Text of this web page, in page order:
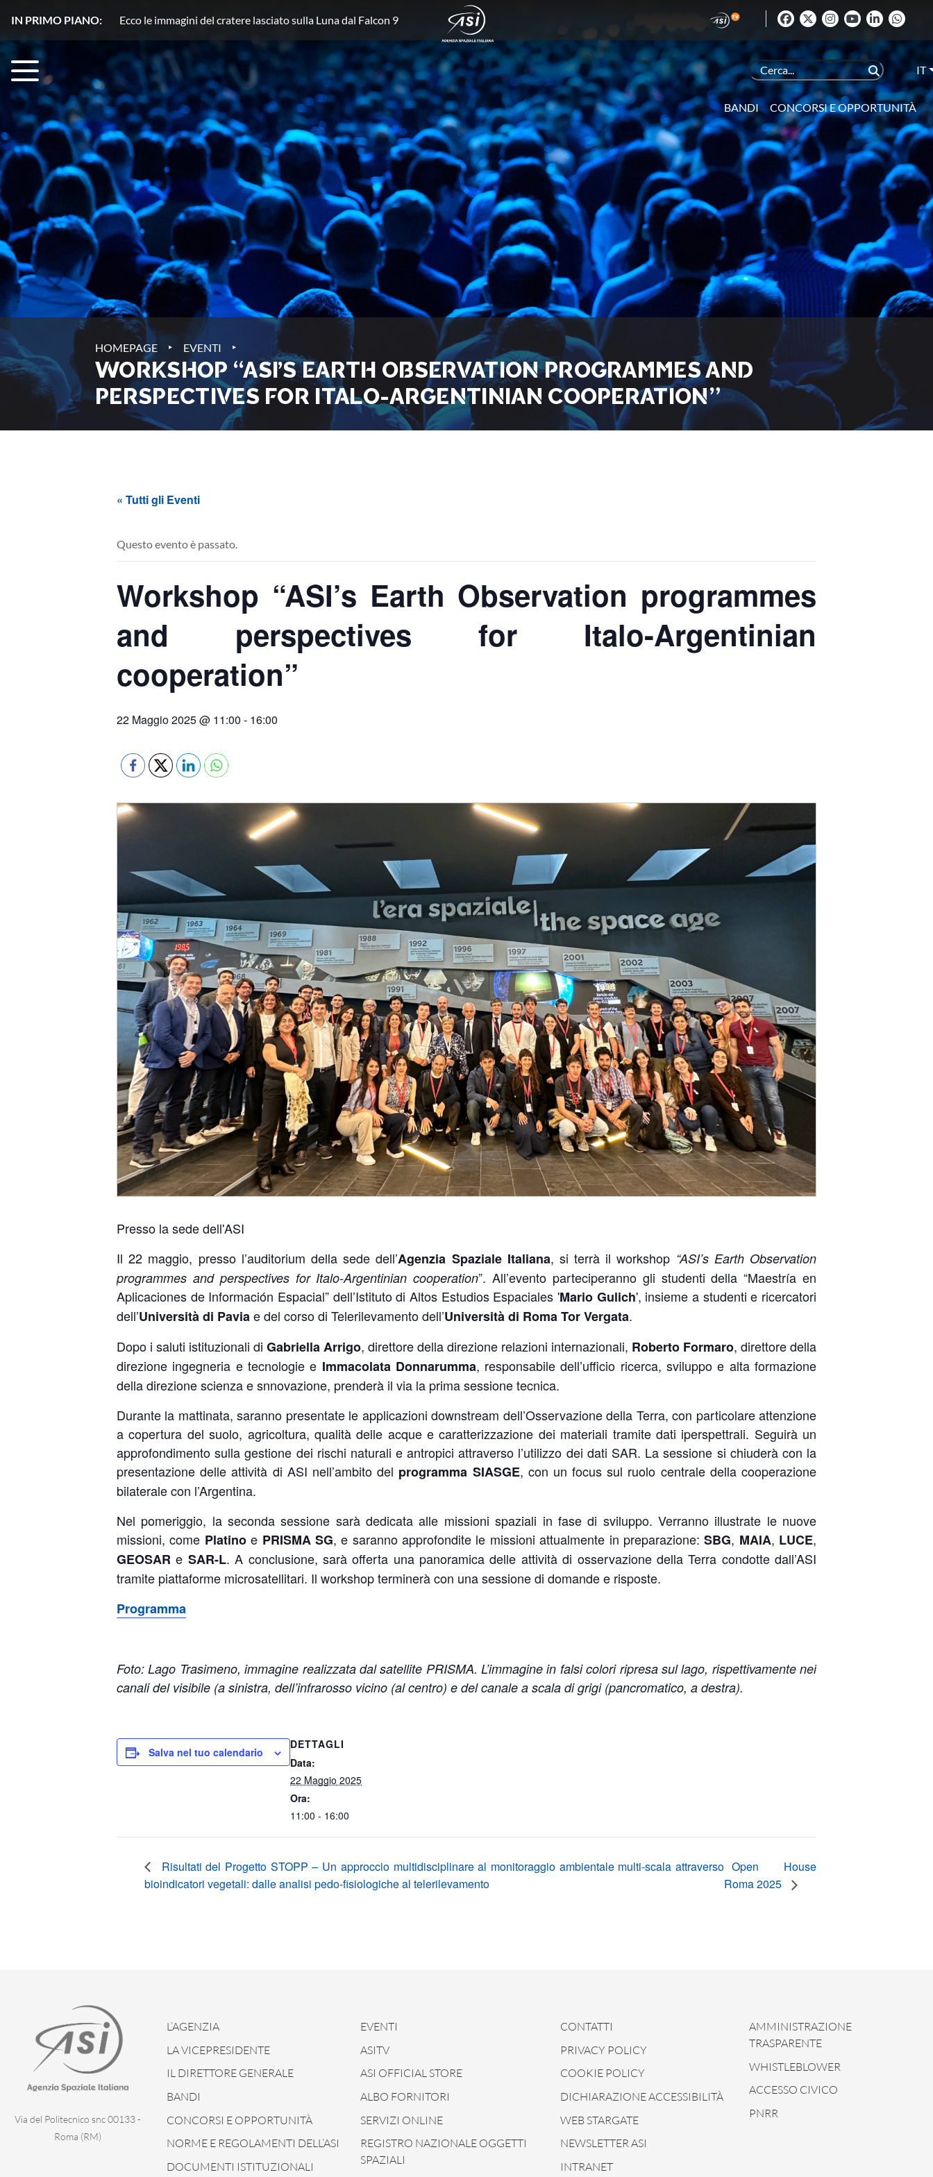
IN PRIMO PIANO: Plutone, azoto in movimento
IT
BANDI CONCORSI E OPPORTUNITÀ
HOMEPAGE ‣ EVENTI ‣
WORKSHOP “ASI’S EARTH OBSERVATION PROGRAMMES AND
PERSPECTIVES FOR ITALO-ARGENTINIAN COOPERATION”
« Tutti gli Eventi
Questo evento è passato.
Workshop “ASI’s Earth Observation programmes
and perspectives for Italo-Argentinian
cooperation”
22 Maggio 2025 @ 11:00 - 16:00
Presso la sede dell'ASI
Il 22 maggio, presso l’auditorium della sede dell’Agenzia Spaziale Italiana, si terrà il workshop “ASI’s Earth Observation
programmes and perspectives for Italo-Argentinian cooperation”. All’evento parteciperanno gli studenti della “Maestría en
Aplicaciones de Información Espacial” dell’Istituto di Altos Estudios Espaciales 'Mario Gulich', insieme a studenti e ricercatori
dell’Università di Paviae del corso di Telerilevamento dell’Università di Roma Tor Vergata.
Dopo i saluti istituzionali di Gabriella Arrigo, direttore della direzione relazioni internazionali, Roberto Formaro, direttore della
direzione ingegneria e tecnologie e Immacolata Donnarumma, responsabile dell’ufficio ricerca, sviluppo e alta formazione
della direzione scienza e snnovazione, prenderà il via la prima sessione tecnica.
Durante la mattinata, saranno presentate le applicazioni downstream dell’Osservazione della Terra, con particolare attenzione
a copertura del suolo, agricoltura, qualità delle acque e caratterizzazione dei materiali tramite dati iperspettrali. Seguirà un
approfondimento sulla gestione dei rischi naturali e antropici attraverso l’utilizzo dei dati SAR. La sessione si chiuderà con la
presentazione delle attività di ASI nell’ambito del programma SIASGE, con un focus sul ruolo centrale della cooperazione
bilaterale con l’Argentina.
Nel pomeriggio, la seconda sessione sarà dedicata alle missioni spaziali in fase di sviluppo. Verranno illustrate le nuove
missioni, come Platinoe PRISMA SG, e saranno approfondite le missioni attualmente in preparazione:SBG, MAIA, LUCE,
GEOSAR e SAR-L. A conclusione, sarà offerta una panoramica delle attività di osservazione della Terra condotte dall’ASI
tramite piattaforme microsatellitari. Il workshop terminerà con una sessione di domande e risposte.
Programma
Foto: Lago Trasimeno, immagine realizzata dal satellite PRISMA. L’immagine in falsi colori ripresa sul lago, rispettivamente nei
canali del visibile (a sinistra, dell’infrarosso vicino (al centro) e del canale a scala di grigi (pancromatico, a destra).
Salva nel tuo calendario
DETTAGLI
Data:
22 Maggio 2025
Ora:
11:00 - 16:00
Risultati del Progetto STOPP – Un approccio multidisciplinare al monitoraggio ambientale multi-scala attraverso
bioindicatori vegetali: dalle analisi pedo-fisiologiche al telerilevamento
Open House
Roma 2025
Via del Politecnico snc 00133 -
Roma (RM)
L’AGENZIA
LA VICEPRESIDENTE
IL DIRETTORE GENERALE
BANDI
CONCORSI E OPPORTUNITÀ
NORME E REGOLAMENTI DELL’ASI
DOCUMENTI ISTITUZIONALI
EVENTI
ASITV
ASI OFFICIAL STORE
ALBO FORNITORI
SERVIZI ONLINE
REGISTRO NAZIONALE OGGETTI
SPAZIALI
CONTATTI
PRIVACY POLICY
COOKIE POLICY
DICHIARAZIONE ACCESSIBILITÀ
WEB STARGATE
NEWSLETTER ASI
INTRANET
AMMINISTRAZIONE
TRASPARENTE
WHISTLEBLOWER
ACCESSO CIVICO
PNRR